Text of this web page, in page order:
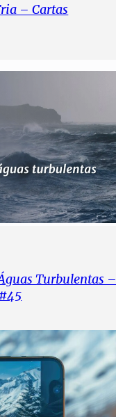
– Cartas
Turbulentas –